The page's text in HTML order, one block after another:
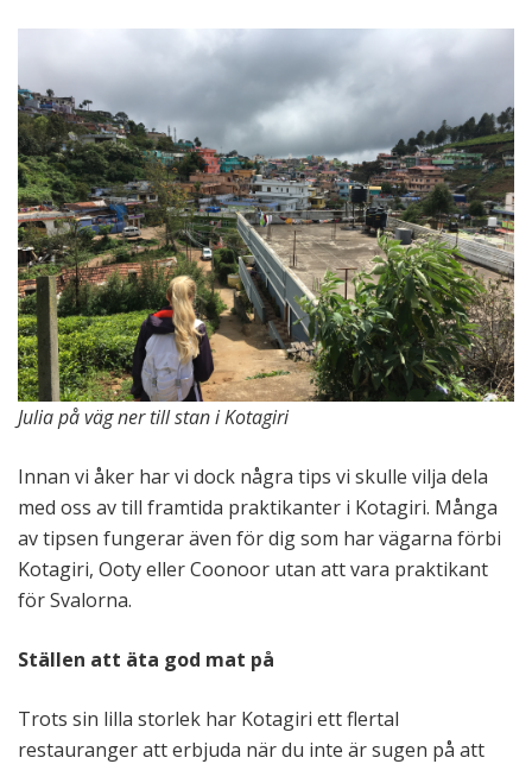
Julia på väg ner till stan i Kotagiri
Innan vi åker har vi dock några tips vi skulle vilja dela
med oss av till framtida praktikanter i Kotagiri. Många
av tipsen fungerar även för dig som har vägarna förbi
Kotagiri, Ooty eller Coonoor utan att vara praktikant
för Svalorna.
Ställen att äta god mat på
Trots sin lilla storlek har Kotagiri ett flertal
restauranger att erbjuda när du inte är sugen på att